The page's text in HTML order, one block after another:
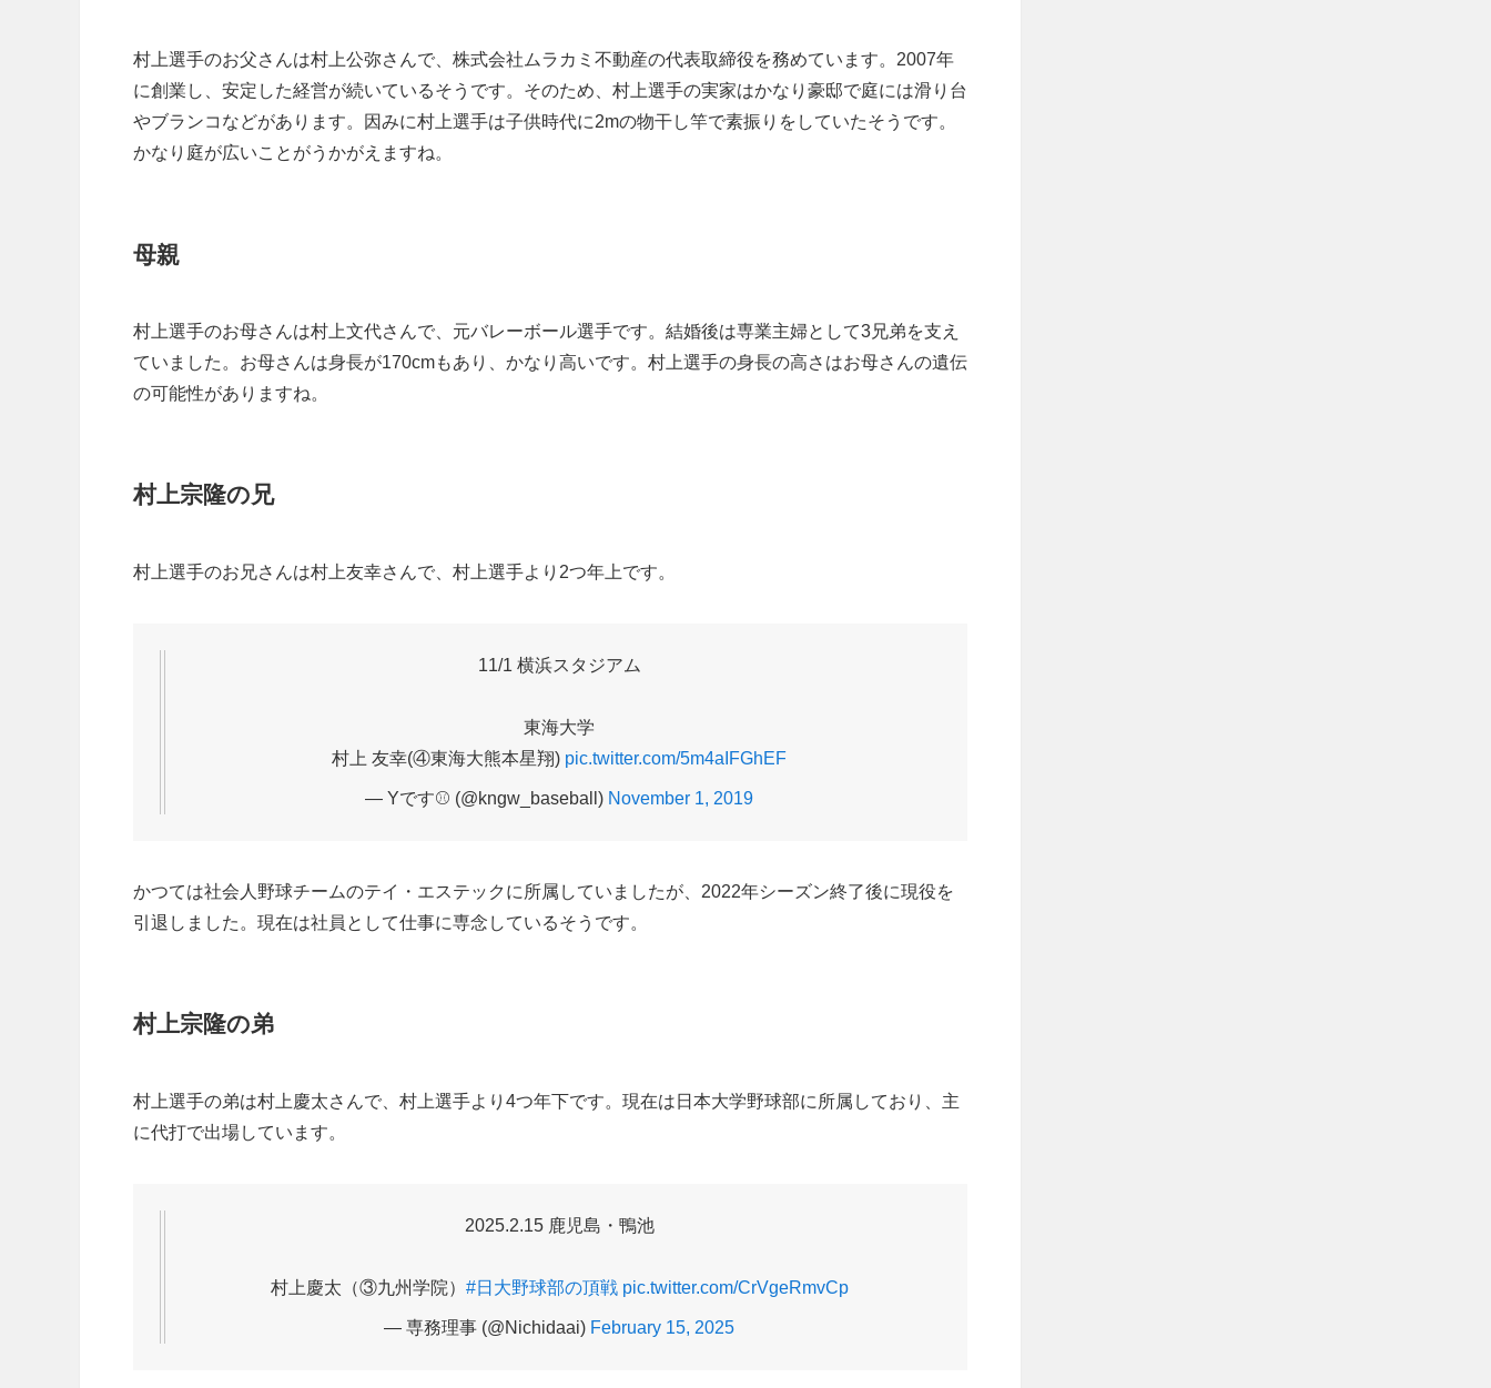
村上選手のお父さんは村上公弥さんで、株式会社ムラカミ不動産の代表取締役を務めています。2007年
に創業し、安定した経営が続いているそうです。そのため、村上選手の実家はかなり豪邸で庭には滑り台
やブランコなどがあります。因みに村上選手は子供時代に2mの物干し竿で素振りをしていたそうです。
かなり庭が広いことがうかがえますね。
母親
村上選手のお母さんは村上文代さんで、元バレーボール選手です。結婚後は専業主婦として3兄弟を支え
ていました。お母さんは身長が170cmもあり、かなり高いです。村上選手の身長の高さはお母さんの遺伝
の可能性がありますね。
村上宗隆の兄
村上選手のお兄さんは村上友幸さんで、村上選手より2つ年上です。
11/1 横浜スタジアム
東海大学
村上 友幸(④東海大熊本星翔) pic.twitter.com/5m4aIFGhEF
— Yです⚾️ (@kngw_baseball) November 1, 2019
かつては社会人野球チームのテイ・エステックに所属していましたが、2022年シーズン終了後に現役を
引退しました。現在は社員として仕事に専念しているそうです。
村上宗隆の弟
村上選手の弟は村上慶太さんで、村上選手より4つ年下です。現在は日本大学野球部に所属しており、主
に代打で出場しています。
2025.2.15 鹿児島・鴨池
村上慶太（③九州学院） #日大野球部の頂戦 pic.twitter.com/CrVgeRmvCp
— 専務理事 (@Nichidaai) February 15, 2025